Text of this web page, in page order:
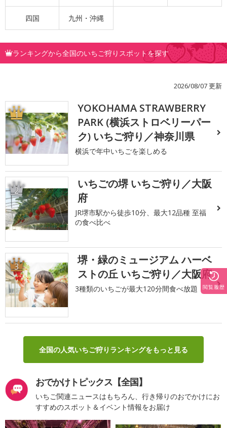
四国 九州・沖縄
ランキングから全国のいちご狩りスポットを探す
2026/08/07 更新
1
YOKOHAMA STRAWBERRY
PARK (横浜ストロベリーパー
ク) いちご狩り／神奈川県
横浜で年中いちごを楽しめる
2
いちごの堺 いちご狩り／大阪
府
JR堺市駅から徒歩10分、最大12品種 至福
の食べ比べ
3
堺・緑のミュージアム ハーベ
ストの丘 いちご狩り／大阪府
3種類のいちごが最大120分間食べ放題
全国の人気いちご狩りランキングをもっと見る
おでかけトピックス【全国】
いちご関連ニュースはもちろん、行き帰りのおでかけにお
すすめのスポット＆イベント情報をお届け
閲覧履歴